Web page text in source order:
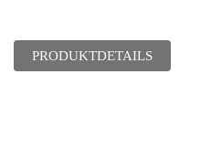
PRODUKTDETAILS